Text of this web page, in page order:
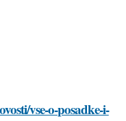
vse-o-posadke-i-